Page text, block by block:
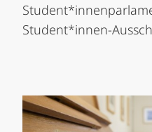
Student*innen-